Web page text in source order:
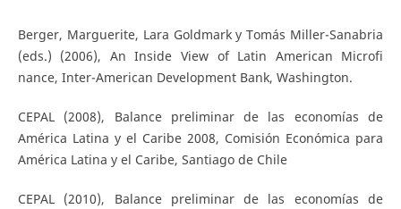
Berger, Marguerite, Lara Goldmark y Tomás Miller-Sanabria
(eds.) (2006), An Inside View of Latin American Microfi
nance, Inter-American Development Bank, Washington.
CEPAL (2008), Balance preliminar de las economías de
América Latina y el Caribe 2008, Comisión Económica para
América Latina y el Caribe, Santiago de Chile
CEPAL (2010), Balance preliminar de las economías de